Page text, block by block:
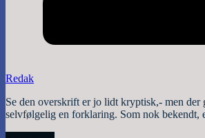
Redak
Se den overskrift er jo lidt kryptisk,- men der
selvfølgelig en forklaring. Som nok bekendt,